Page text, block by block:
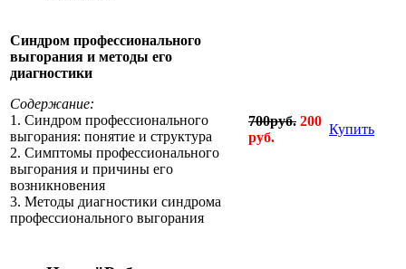
Синдром профессионального
выгорания и методы его
диагностики
Содержание:
1. Синдром профессионального
выгорания: понятие и структура
2. Симптомы профессионального
выгорания и причины его
возникновения
3. Методы диагностики синдрома
профессионального выгорания
700руб. 200
руб.
Купить